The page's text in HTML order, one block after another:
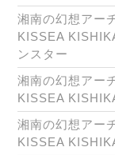
湘南の幻想アー
KISSEA
ンスター
湘南の幻想アー
KISSEA
湘南の幻想アー
KISSEA